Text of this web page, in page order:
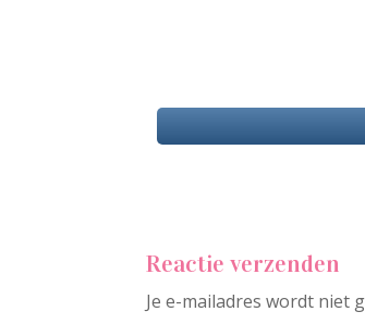
Reactie verzenden
Je e-mailadres wordt niet